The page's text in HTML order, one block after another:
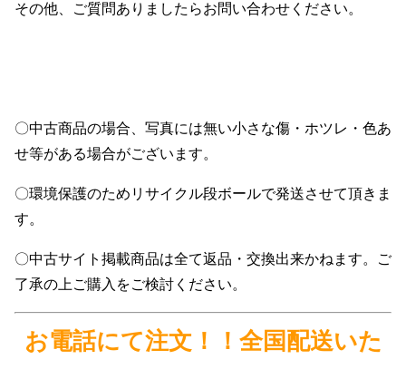
その他、ご質問ありましたらお問い合わせください。
〇中古商品の場合、写真には無い小さな傷・ホツレ・色あ
せ等がある場合がございます。
〇環境保護のためリサイクル段ボールで発送させて頂きま
す。
〇中古サイト掲載商品は全て返品・交換出来かねます。ご
了承の上ご購入をご検討ください。
お電話にて注文！！全国配送いた